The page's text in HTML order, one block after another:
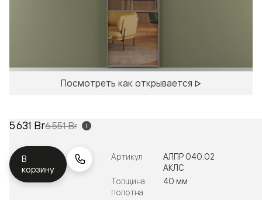
Посмотреть как открывается
5 631 Br6 551 Br i
В
корзину
Артикул
АЛПР 040.02
АКЛС
Толщина
полотна
40 мм